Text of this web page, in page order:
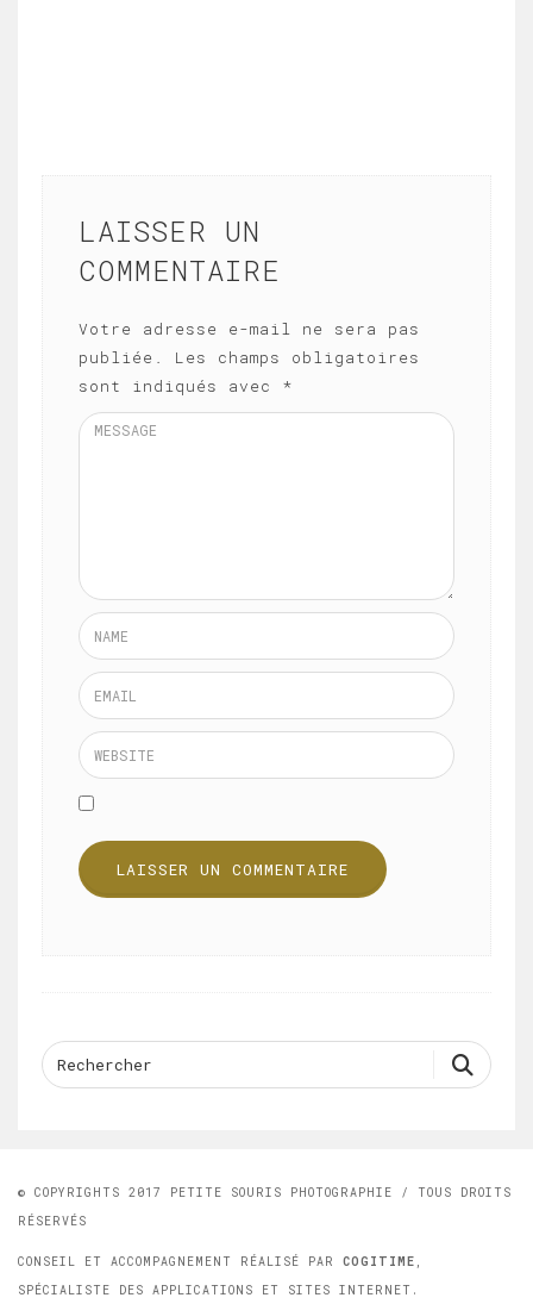
LAISSER UN
COMMENTAIRE
Votre adresse e-mail ne sera pas
publiée.
Les champs obligatoires
sont indiqués avec *
© COPYRIGHTS 2017 PETITE SOURIS PHOTOGRAPHIE / TOUS DROITS
RÉSERVÉS
CONSEIL ET ACCOMPAGNEMENT RÉALISÉ PAR COGITIME ,
SPÉCIALISTE DES APPLICATIONS ET SITES INTERNET.